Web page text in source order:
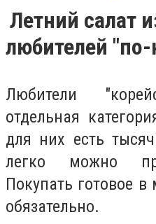
Летний салат
любителей
Любители
отдельная
для них есть
легко можно
Покупать готовое
обязательно.